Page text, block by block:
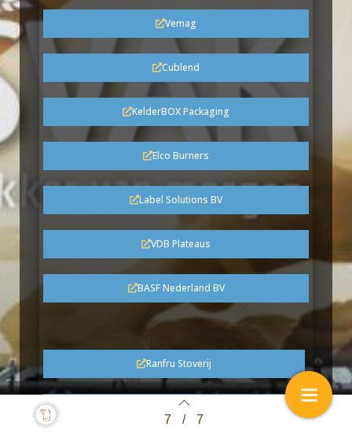
Back to index 7 / 7
Vemag
Cublend
KelderBOX Packaging
Elco Burners
Label Solutions BV
VDB Plateaus
BASF Nederland BV
Ranfru Stoverij
Juice Concepts Benelux